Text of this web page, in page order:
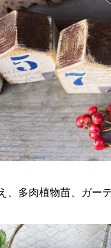
、多肉植物苗、ガー